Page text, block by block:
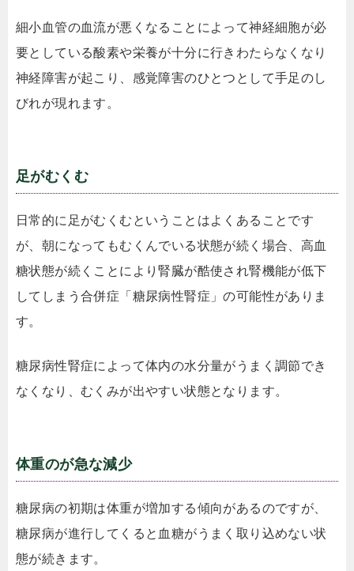
細小血管の血流が悪くなることによって神経細胞が必
要としている酸素や栄養が十分に行きわたらなくなり
神経障害が起こり、感覚障害のひとつとして手足のし
びれが現れます。
足がむくむ
日常的に足がむくむということはよくあることです
が、朝になってもむくんでいる状態が続く場合、高血
糖状態が続くことにより腎臓が酷使され腎機能が低下
してしまう合併症「糖尿病性腎症」の可能性がありま
す。
糖尿病性腎症によって体内の水分量がうまく調節でき
なくなり、むくみが出やすい状態となります。
体重のが急な減少
糖尿病の初期は体重が増加する傾向があるのですが、
糖尿病が進行してくると血糖がうまく取り込めない状
態が続きます。